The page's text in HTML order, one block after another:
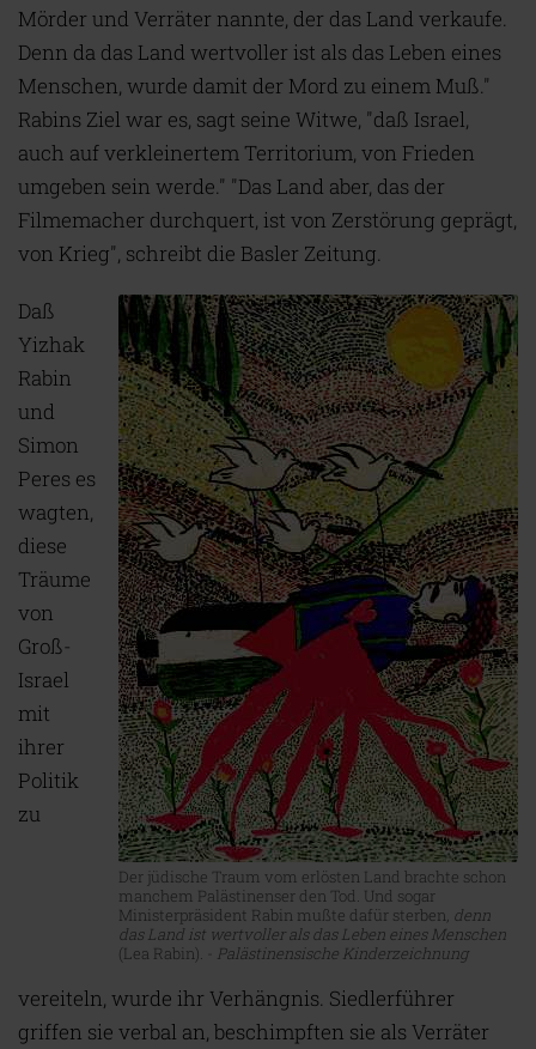
Mörder und Verräter nannte, der das Land verkaufe.
Denn da das Land wertvoller ist als das Leben eines
Menschen, wurde damit der Mord zu einem Muß."
Rabins Ziel war es, sagt seine Witwe, "daß Israel,
auch auf verkleinertem Territorium, von Frieden
umgeben sein werde." "Das Land aber, das der
Filmemacher durchquert, ist von Zerstörung geprägt,
von Krieg", schreibt die Basler Zeitung.
Der jüdische Traum vom erlösten Land brachte schon
manchem Palästinenser den Tod. Und sogar
Ministerpräsident Rabin mußte dafür sterben, denn
das Land ist wertvoller als das Leben eines Menschen
(Lea Rabin). - Palästinensische Kinderzeichnung
Daß
Yizhak
Rabin
und
Simon
Peres es
wagten,
diese
Träume
von
Groß-
Israel
mit
ihrer
Politik
zu
vereiteln, wurde ihr Verhängnis. Siedlerführer
griffen sie verbal an, beschimpften sie als Verräter